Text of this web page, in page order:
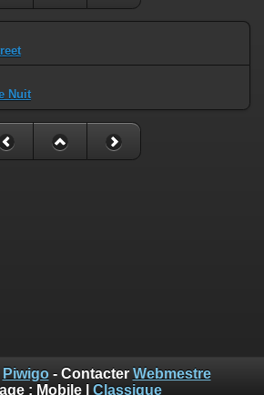
Nuit
Piwigo- Contacter Webmestre
: Mobile Classique